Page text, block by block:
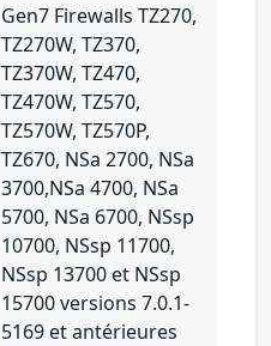
Gen7 Firewalls TZ270,
TZ270W, TZ370,
TZ370W, TZ470,
TZ470W, TZ570,
TZ570W, TZ570P,
TZ670, NSa 2700, NSa
3700,NSa 4700, NSa
5700, NSa 6700, NSsp
10700, NSsp 11700,
NSsp 13700 et NSsp
15700 versions 7.0.1-
5169 et antérieures